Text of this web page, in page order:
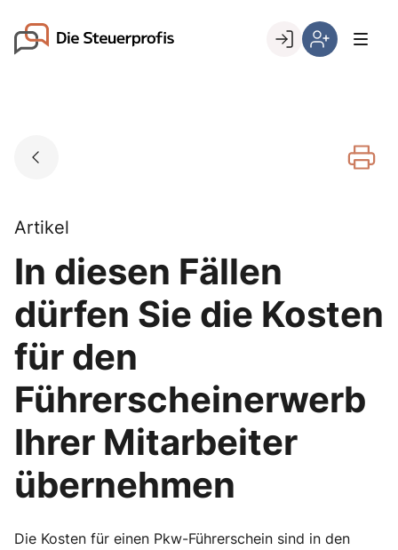
content
Go to landing page.
registrieren,
Artikel
In diesen Fällen
dürfen Sie die Kosten
für den
Führerscheinerwerb
Ihrer Mitarbeiter
übernehmen
Die Kosten für einen Pkw-Führerschein sind in den